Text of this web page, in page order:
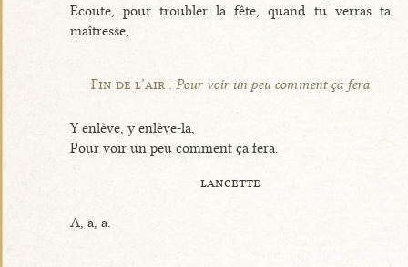
Écoute, pour troubler la fête, quand tu verras ta
maîtresse,
Fin de l’air : Pour voir un peu comment ça fera
Y enlève, y enlève-la,
Pour voir un peu comment ça fera.
lancette
A, a, a.